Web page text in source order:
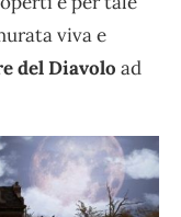
viva e
del Diavolo ad